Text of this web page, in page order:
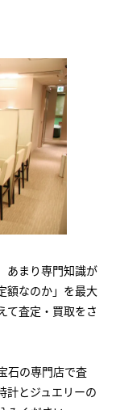
あまり専門知識が
額なのか」を最大
て査定・買取をさ
石の専門店で査
計とジュエリーの